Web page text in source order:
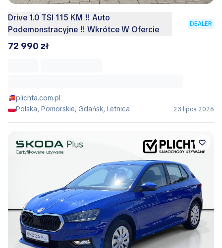
Drive 1.0 TSI 115 KM !! Auto
Podemonstracyjne !! Wkrótce W Ofercie
DEALER
72 990 zł
plichta.com.pl
Polska, Pomorskie, Gdańsk, Letnica
23 lipca 2026